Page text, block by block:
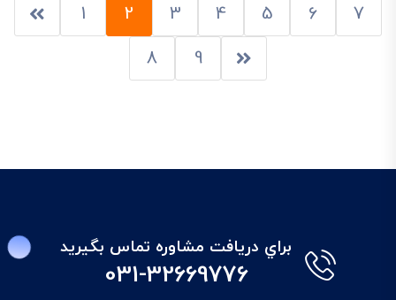
1 2 3 4 5 6
7
8
9
براي دريافت مشاوره تماس بگيريد
031-32669776